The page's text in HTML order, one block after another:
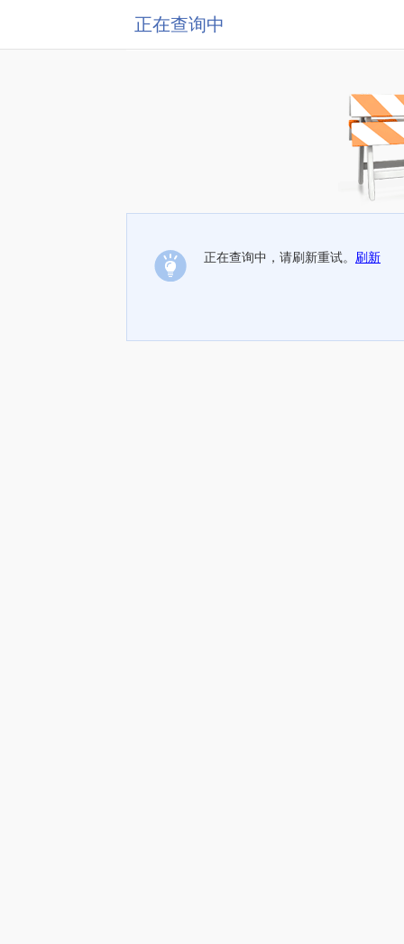
正在查询中
正在查询中，请刷新重试。 刷新